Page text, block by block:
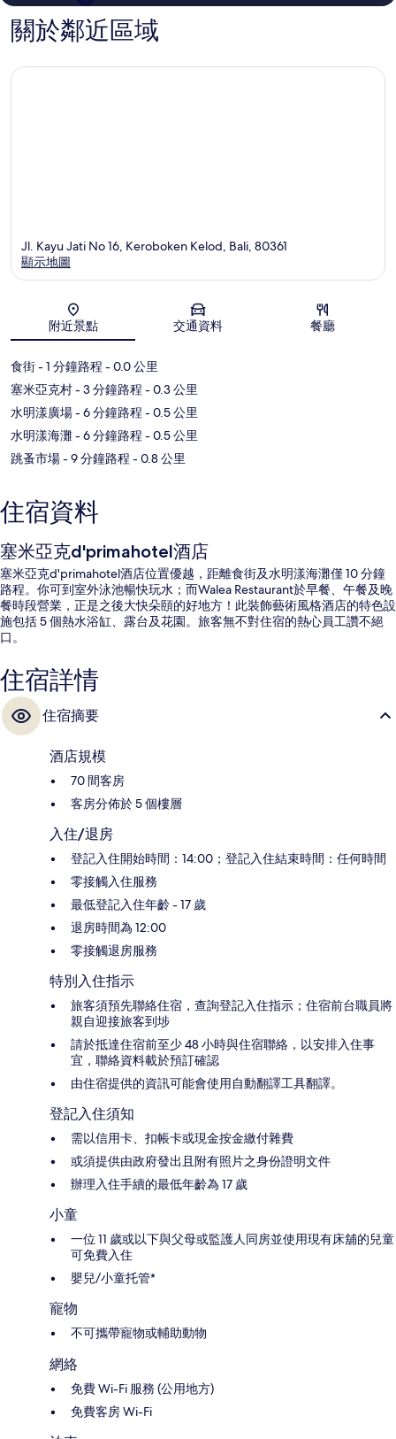
關於鄰近區域
地圖
Jl. Kayu Jati No 16, Keroboken Kelod, Bali, 80361
顯示地圖
附近景點 交通資料 餐廳
食街- 1 分鐘路程 - 0.0 公里
塞米亞克村- 3 分鐘路程 - 0.3 公里
水明漾廣場- 6 分鐘路程 - 0.5 公里
水明漾海灘- 6 分鐘路程 - 0.5 公里
跳蚤市場- 9 分鐘路程 - 0.8 公里
住宿資料
塞米亞克d'primahotel酒店
塞米亞克d'primahotel酒店位置優越，距離食街及水明漾海灘僅 10 分鐘
路程。你可到室外泳池暢快玩水；而Walea Restaurant於早餐、午餐及晚
餐時段營業，正是之後大快朵頤的好地方！此裝飾藝術風格酒店的特色設
施包括 5 個熱水浴缸、露台及花園。旅客無不對住宿的熱心員工讚不絕
口。
住宿詳情
住宿摘要
酒店規模
70 間客房
客房分佈於 5 個樓層
入住/退房
登記入住開始時間：14:00；登記入住結束時間：任何時間
零接觸入住服務
最低登記入住年齡 - 17 歲
退房時間為 12:00
零接觸退房服務
特別入住指示
旅客須預先聯絡住宿，查詢登記入住指示；住宿前台職員將
親自迎接旅客到埗
請於抵達住宿前至少 48 小時與住宿聯絡，以安排入住事
宜，聯絡資料載於預訂確認
由住宿提供的資訊可能會使用自動翻譯工具翻譯。
登記入住須知
需以信用卡、扣帳卡或現金按金繳付雜費
或須提供由政府發出且附有照片之身份證明文件
辦理入住手續的最低年齡為 17 歲
小童
一位 11 歲或以下與父母或監護人同房並使用現有床舖的兒童
可免費入住
嬰兒/小童托管*
寵物
不可攜帶寵物或輔助動物
網絡
免費 Wi-Fi 服務 (公用地方)
免費客房 Wi-Fi